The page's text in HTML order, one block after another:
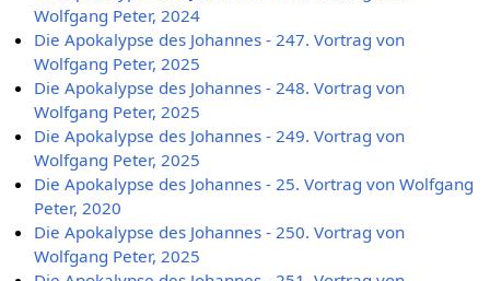
Wolfgang Peter, 2024
Die Apokalypse des Johannes - 247. Vortrag von
Wolfgang Peter, 2025
Die Apokalypse des Johannes - 248. Vortrag von
Wolfgang Peter, 2025
Die Apokalypse des Johannes - 249. Vortrag von
Wolfgang Peter, 2025
Die Apokalypse des Johannes - 25. Vortrag von Wolfgang
Peter, 2020
Die Apokalypse des Johannes - 250. Vortrag von
Wolfgang Peter, 2025